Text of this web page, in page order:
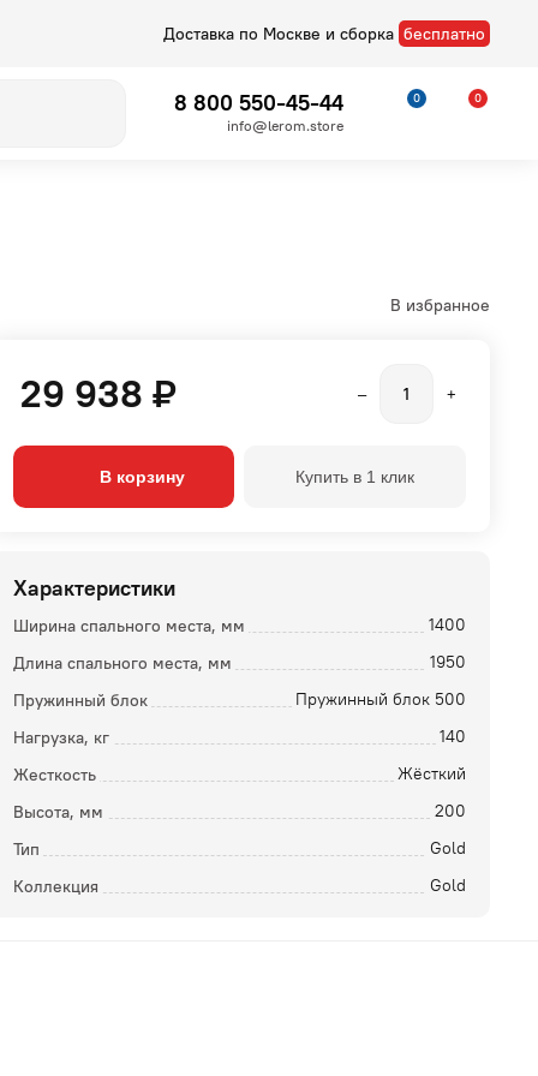
Доставка по Москве и сборка бесплатно
Стелла
Детские
8 800 550-45-44
info@lerom.store
0 0
В избранное
29 938 ₽ – +
В корзину Купить в 1 клик
Характеристики
Ширина спального места, мм 1400
Длина спального места, мм 1950
Пружинный блок Пружинный блок 500
Нагрузка, кг 140
Жесткость Жёсткий
Высота, мм 200
Тип Gold
Коллекция Gold